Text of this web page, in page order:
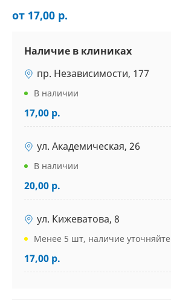
от 17,00 р.
Наличие в клиниках
пр. Независимости, 177
В наличии
17,00 р.
ул. Академическая, 26
В наличии
20,00 р.
ул. Кижеватова, 8
Менее 5 шт, наличие уточняйте
17,00 р.